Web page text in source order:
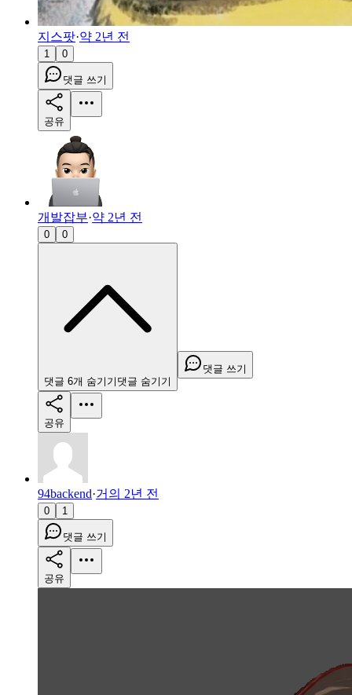
지스팟·약 2년 전
1 0
댓글 쓰기
공유
개발잡부·약 2년 전
0 0
댓글 6개 숨기기 댓글 숨기기
댓글 쓰기
공유
94backend·거의 2년 전
0 1
댓글 쓰기
공유